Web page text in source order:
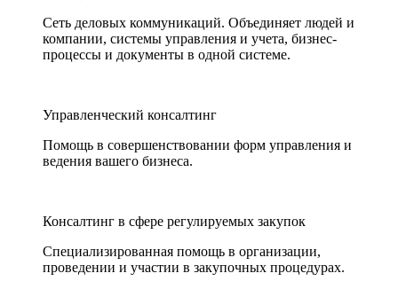
Сеть деловых коммуникаций. Объединяет людей и
компании, системы управления и учета, бизнес-
процессы и документы в одной системе.
Управленческий консалтинг
Помощь в совершенствовании форм управления и
ведения вашего бизнеса.
Консалтинг в сфере регулируемых закупок
Специализированная помощь в организации,
проведении и участии в закупочных процедурах.